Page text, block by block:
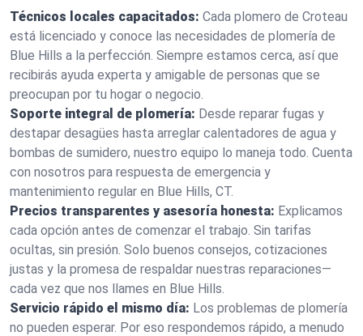
Técnicos locales capacitados: Cada plomero de Croteau
está licenciado y conoce las necesidades de plomería de
Blue Hills a la perfección. Siempre estamos cerca, así que
recibirás ayuda experta y amigable de personas que se
preocupan por tu hogar o negocio.
Soporte integral de plomería: Desde reparar fugas y
destapar desagües hasta arreglar calentadores de agua y
bombas de sumidero, nuestro equipo lo maneja todo. Cuenta
con nosotros para respuesta de emergencia y
mantenimiento regular en Blue Hills, CT.
Precios transparentes y asesoría honesta: Explicamos
cada opción antes de comenzar el trabajo. Sin tarifas
ocultas, sin presión. Solo buenos consejos, cotizaciones
justas y la promesa de respaldar nuestras reparaciones—
cada vez que nos llames en Blue Hills.
Servicio rápido el mismo día: Los problemas de plomería
no pueden esperar. Por eso respondemos rápido, a menudo